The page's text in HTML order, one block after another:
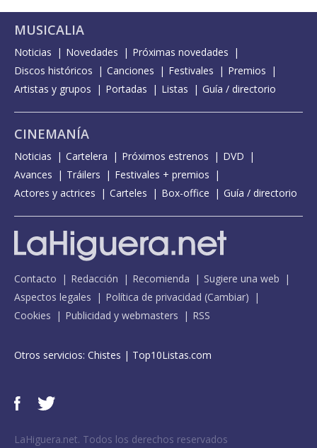
MUSICALIA
Noticias Novedades
Próximas novedades
Discos históricos
Canciones Festivales
Premios
Artistas y grupos
Portadas Listas Guía / directorio
CINEMANÍA
Noticias Cartelera Próximos estrenos
DVD
Avances
Tráilers
Festivales + premios
Actores y actrices
Carteles Box-office Guía / directorio
Contacto Redacción Recomienda
Sugiere una web
Aspectos legales
Política de privacidad (Cambiar)
Cookies
Publicidad y webmasters RSS
Otros servicios: Chistes | Top10Listas.com
LaHiguera.net. Todos los derechos reservados